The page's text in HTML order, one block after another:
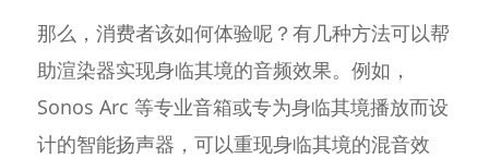
那么，消费者该如何体验呢？有几种方法可以帮
助渲染器实现身临其境的音频效果。例如，
Sonos Arc 等专业音箱或专为身临其境播放而设
计的智能扬声器，可以重现身临其境的混音效